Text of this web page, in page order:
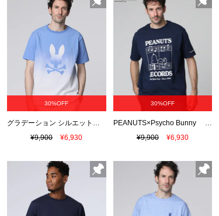
30%OFF
グラデーション シルエットバニー Tシャツ
¥9,900
¥6,930
30%OFF
PEANUTS×Psycho Bunny Tシャツ
¥9,900
¥6,930